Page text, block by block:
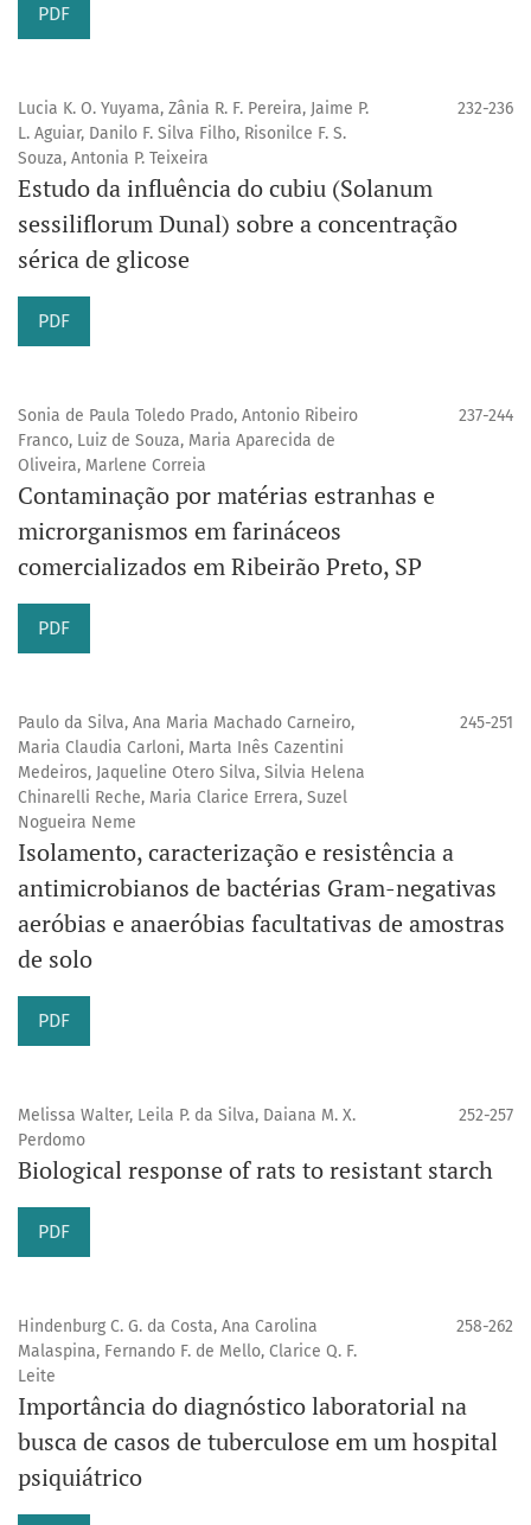
PDF
Lucia K. O. Yuyama, Zânia R. F. Pereira, Jaime P.
L. Aguiar, Danilo F. Silva Filho, Risonilce F. S.
Souza, Antonia P. Teixeira
232-236
Estudo da influência do cubiu (Solanum
sessiliflorum Dunal) sobre a concentração
sérica de glicose
PDF
Sonia de Paula Toledo Prado, Antonio Ribeiro
Franco, Luiz de Souza, Maria Aparecida de
Oliveira, Marlene Correia
237-244
Contaminação por matérias estranhas e
microrganismos em farináceos
comercializados em Ribeirão Preto, SP
PDF
Paulo da Silva, Ana Maria Machado Carneiro,
Maria Claudia Carloni, Marta Inês Cazentini
Medeiros, Jaqueline Otero Silva, Silvia Helena
Chinarelli Reche, Maria Clarice Errera, Suzel
Nogueira Neme
245-251
Isolamento, caracterização e resistência a
antimicrobianos de bactérias Gram-negativas
aeróbias e anaeróbias facultativas de amostras
de solo
PDF
Melissa Walter, Leila P. da Silva, Daiana M. X.
Perdomo
252-257
Biological response of rats to resistant starch
PDF
Hindenburg C. G. da Costa, Ana Carolina
Malaspina, Fernando F. de Mello, Clarice Q. F.
Leite
258-262
Importância do diagnóstico laboratorial na
busca de casos de tuberculose em um hospital
psiquiátrico